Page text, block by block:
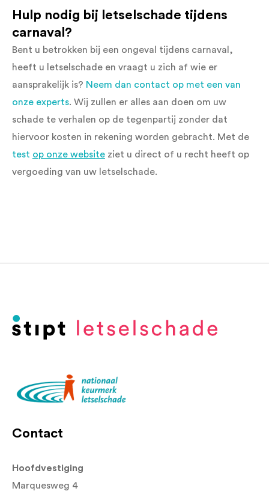
Hulp nodig bij letselschade tijdens
carnaval?
Bent u betrokken bij een ongeval tijdens carnaval,
heeft u letselschade en vraagt u zich af wie er
aansprakelijk is? Neem dan contact op met een van
onze experts. Wij zullen er alles aan doen om uw
schade te verhalen op de tegenpartij zonder dat
hiervoor kosten in rekening worden gebracht. Met de
test op onze website ziet u direct of u recht heeft op
vergoeding van uw letselschade.
Contact
Hoofdvestiging
Marquesweg 4